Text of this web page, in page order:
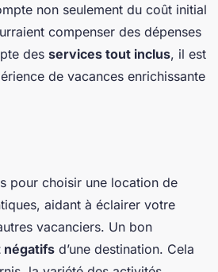
non seulement du coût initial
compenser des dépenses
des services tout inclus, il est
de vacances enrichissante
pour choisir une location de
aidant à éclairer votre
vacanciers. Un bon
négatifs d’une destination. Cela